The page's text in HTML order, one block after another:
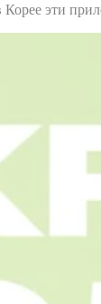
эти